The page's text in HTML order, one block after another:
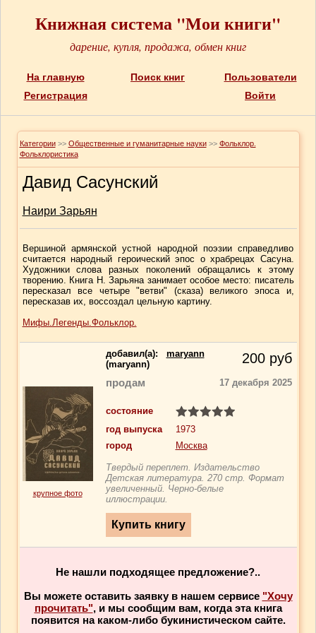
Книжная система "Мои книги"
дарение, купля, продажа, обмен книг
На главную Поиск книг
Пользователи
Регистрация
Войти
Категории >> Общественные и гуманитарные науки >> Фольклор.
Фольклористика
Давид Сасунский
Наири Зарьян
Вершиной армянской устной народной поэзии справедливо
считается народный героический эпос о храбрецах Сасуна.
Художники слова разных поколений обращались к этому
творению. Книга Н. Зарьяна занимает особое место: писатель
пересказал все четыре "ветви" (сказа) великого эпоса и,
пересказав их, воссоздал цельную картину.
Мифы.Легенды.Фольклор.
крупное фото
добавил(a): maryann
(maryann)
200 руб
продам 17 декабря 2025
состояние
год выпуска
1973
город
Москва
Твердый переплет. Издательство
Детская литература. 270 стр. Формат
увеличенный. Черно-белые
иллюстрации.
Не нашли подходящее предложение?..
Вы можете оставить заявку в нашем сервисе "Хочу
прочитать", и мы сообщим вам, когда эта книга
появится на каком-либо букинистическом сайте.